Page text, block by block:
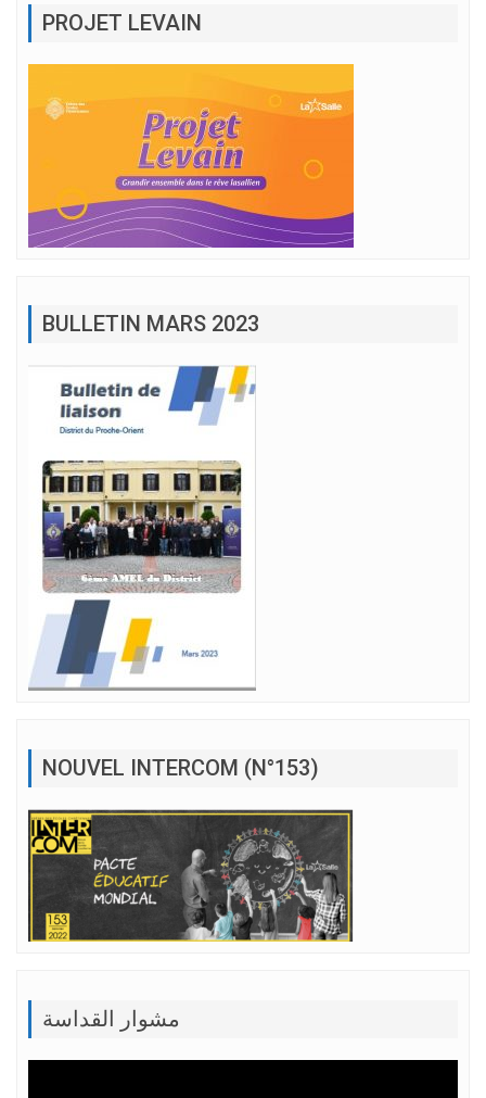
PROJET LEVAIN
BULLETIN MARS 2023
NOUVEL INTERCOM (N°153)
مشوار القداسة